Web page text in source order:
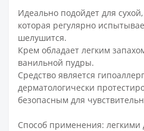
Идеально подойдет для
которая регулярно
шелушится.
Крем обладает легким
ванильной пудры.
Средство является
дерматологически
безопасным для
Способ применения: